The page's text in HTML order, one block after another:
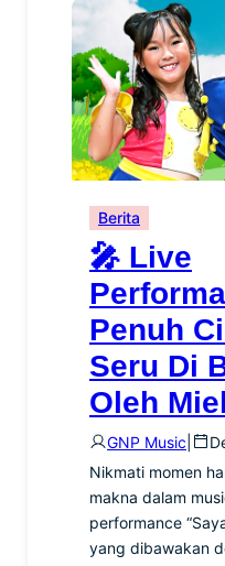
Berita
🎤 Live
Penuh
Seru Di
Oleh
GNP Music
Nikmati momen
makna dalam
performance
yang dibawakan